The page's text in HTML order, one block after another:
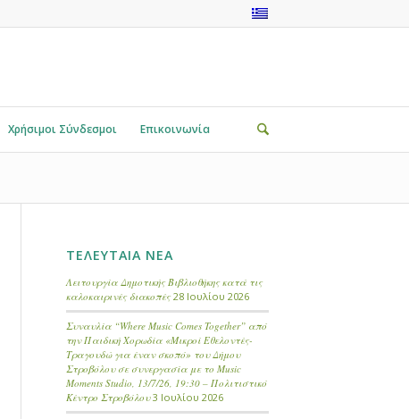
Χρήσιμοι Σύνδεσμοι Επικοινωνία
ΤΕΛΕΥΤΑΙΑ ΝΕΑ
Λειτουργία Δημοτικής Βιβλιοθήκης κατά τις
καλοκαιρινές διακοπές 28 Ιουλίου 2026
Συναυλία “Where Music Comes Together” από
την Παιδική Χορωδία «Μικροί Εθελοντές-
Τραγουδώ για έναν σκοπό» του Δήμου
Στροβόλου σε συνεργασία με το Music
Moments Studio, 13/7/26, 19:30 – Πολιτιστικό
Κέντρο Στροβόλου 3 Ιουλίου 2026